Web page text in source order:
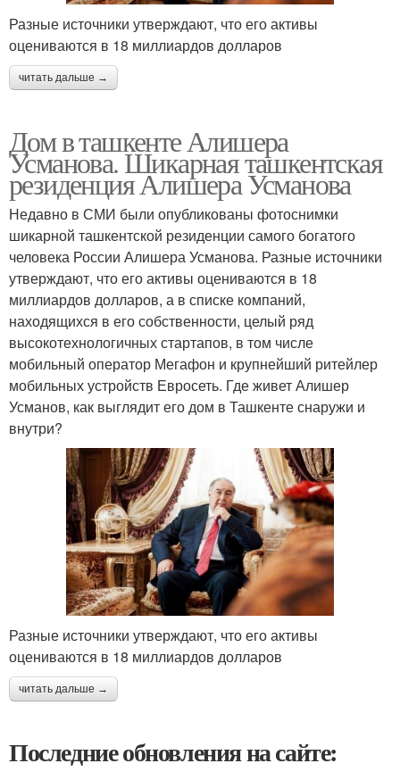
Разные источники утверждают, что его активы
оцениваются в 18 миллиардов долларов
читать дальше →
Дом в ташкенте Алишера
Усманова. Шикарная ташкентская
резиденция Алишера Усманова
Недавно в СМИ были опубликованы фотоснимки
шикарной ташкентской резиденции самого богатого
человека России Алишера Усманова. Разные источники
утверждают, что его активы оцениваются в 18
миллиардов долларов, а в списке компаний,
находящихся в его собственности, целый ряд
высокотехнологичных стартапов, в том числе
мобильный оператор Мегафон и крупнейший ритейлер
мобильных устройств Евросеть. Где живет Алишер
Усманов, как выглядит его дом в Ташкенте снаружи и
внутри?
Разные источники утверждают, что его активы
оцениваются в 18 миллиардов долларов
читать дальше →
Последние обновления на сайте: